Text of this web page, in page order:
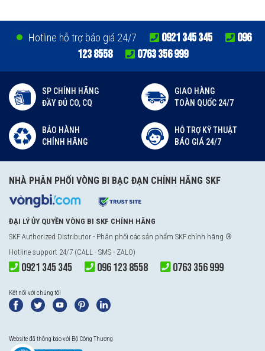
Hotline hỗ trợ báo giá 24/7 0921 345 345
096
123 8558
0763 356 999
SP CHÍNH HÃNG
ĐẦY ĐỦ CO, CQ
GIAO HÀNG
TOÀN QUỐC 24/7
BẢO HÀNH
CHÍNH HÃNG
HỖ TRỢ KỸ THUẬT
BÁO GIÁ 24/7
NHÀ PHÂN PHỐI VÒNG BI BẠC ĐẠN CHÍNH HÃNG SKF
ĐẠI LÝ ỦY QUYỀN VÒNG BI SKF CHÍNH HÃNG
SKF Authorized Distributor - Phân phối các sản phẩm SKF chính hãng ®
Hotline support 24/7 (CALL - SMS - ZALO)
0921 345 345 096 123 8558 0763 356 999
Kết nối với chúng tôi
Website đã thông báo với Bộ Công Thương